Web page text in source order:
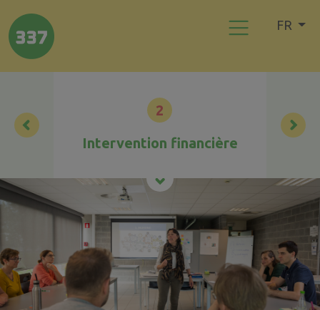
FR
2
Intervention financière